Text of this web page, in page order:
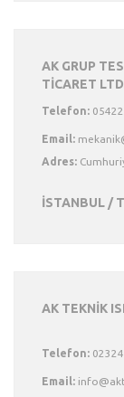
AK GRUP
TİCARET
Telefon:
Email:
Adres:
İSTANBUL /
AK TEKNİK
Telefon:
Email: